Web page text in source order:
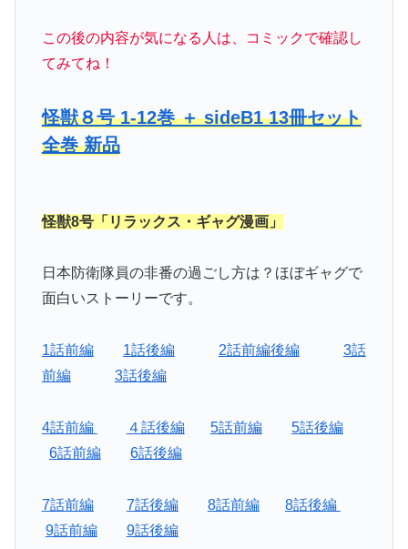
この後の内容が気になる人は、コミックで確認し
てみてね！
怪獣８号 1-12巻 ＋ sideB1 13冊セット
全巻 新品
怪獣8号「リラックス・ギャグ漫画」
日本防衛隊員の非番の過ごし方は？ほぼギャグで
面白いストーリーです。
1話前編 1話後編 2話前編後編
3話
前編
3話後編
4話前編 ４話後編 5話前編
5話後編
6話前編
6話後編
7話前編 7話後編 8話前編
8話後編
9話前編
9話後編